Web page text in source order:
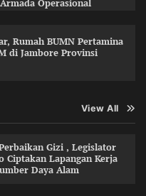
Operasional
Rumah BUMN Pertamina
di Jambore Provinsi
View All
Gizi , Legislator
Ciptakan Lapangan Kerja
Daya Alam